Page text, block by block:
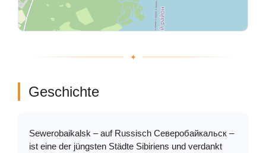
Geschichte
Sewerobaikalsk – auf Russisch Северобайкальск –
ist eine der jüngsten Städte Sibiriens und verdankt